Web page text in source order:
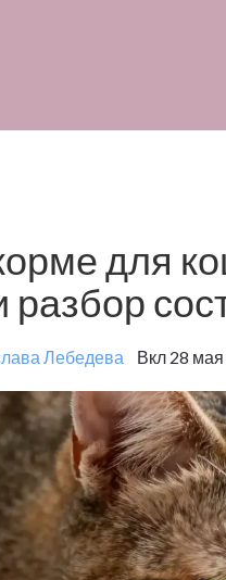
для
разбор
Лебедева Вкл 28